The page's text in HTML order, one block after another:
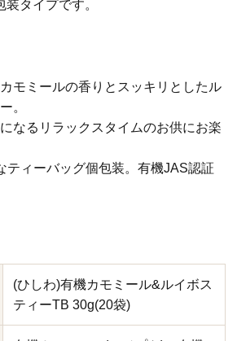
タイプです。
モミールの香りとスッキリとしたル
。
なるリラックスタイムのお供にお楽
ティーバッグ個包装。有機JAS認証
(ひしわ)有機カモミール&ルイボス
ティーTB 30g(20袋)